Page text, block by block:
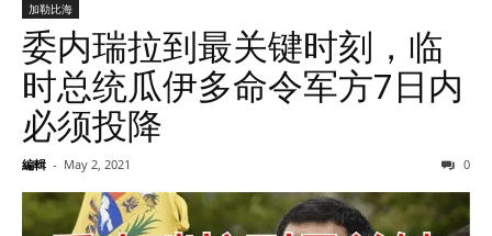
加勒比海
委内瑞拉到最关键时刻，临
时总统瓜伊多命令军方7日内
必须投降
編輯 - May 2, 2021 0